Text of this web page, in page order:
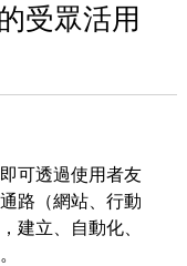
受眾活用
可透過使用者友
路（網站、行動
建立、自動化、